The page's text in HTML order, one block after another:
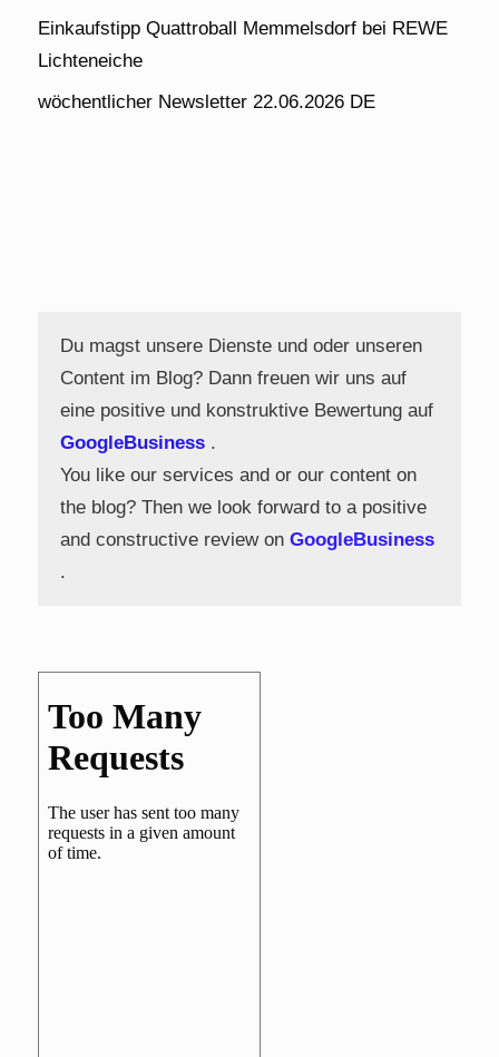
Einkaufstipp Quattroball Memmelsdorf bei REWE
Lichteneiche
wöchentlicher Newsletter 22.06.2026 DE
Du magst unsere Dienste und oder unseren
Content im Blog? Dann freuen wir uns auf
eine positive und konstruktive Bewertung auf
GoogleBusiness .
You like our services and or our content on
the blog? Then we look forward to a positive
and constructive review on GoogleBusiness
.